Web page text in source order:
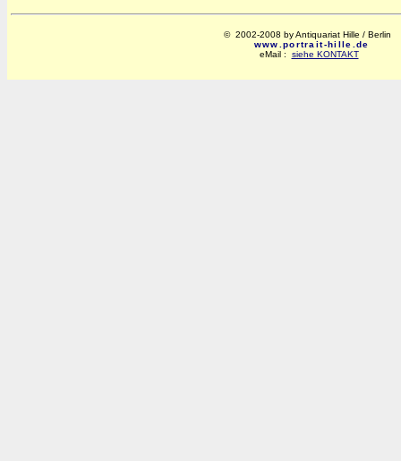
© 2002-2008 by Antiquariat Hille / Berlin
www.portrait-hille.de
eMail : siehe KONTAKT